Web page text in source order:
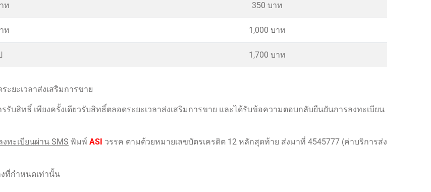
ท 350 บาท
ท 1,000 บาท
1,700 บาท
ยะเวลาส่งเสริมการขาย
รับสิทธิ์ เพียงครั้งเดียวรับสิทธิ์ตลอดระยะเวลาส่งเสริมการขาย และได้รับข้อความตอบกลับยืนยันการลงทะเบียน
งทะเบียนผ่าน SMS พิมพ์ ASI วรรค ตามด้วยหมายเลขบัตรเครดิต 12 หลักสุดท้าย ส่งมาที่ 4545777 (ค่าบริการส่ง
ที่กำหนดเท่านั้น